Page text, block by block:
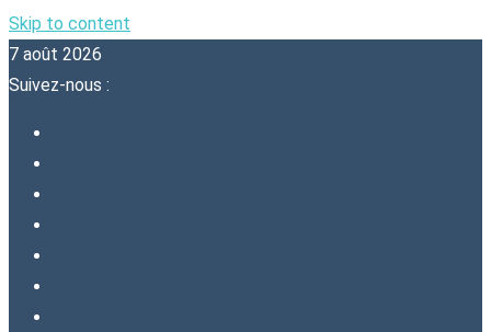
Skip to content
7 août 2026
Suivez-nous :